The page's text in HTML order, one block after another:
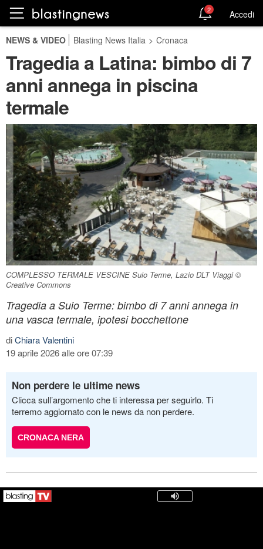
2 Accedi
NEWS & VIDEO Blasting News Italia > Cronaca
Tragedia a Latina: bimbo di 7
anni annega in piscina
termale
COMPLESSO TERMALE VESCINE Suio Terme, Lazio DLT Viaggi ©
Creative Commons
Tragedia a Suio Terme: bimbo di 7 anni annega in
una vasca termale, ipotesi bocchettone
diChiara Valentini
19 aprile 2026 alle ore 07:39
Non perdere le ultime news
Clicca sull’argomento che ti interessa per seguirlo. Ti
terremo aggiornato con le news da non perdere.
CRONACA NERA